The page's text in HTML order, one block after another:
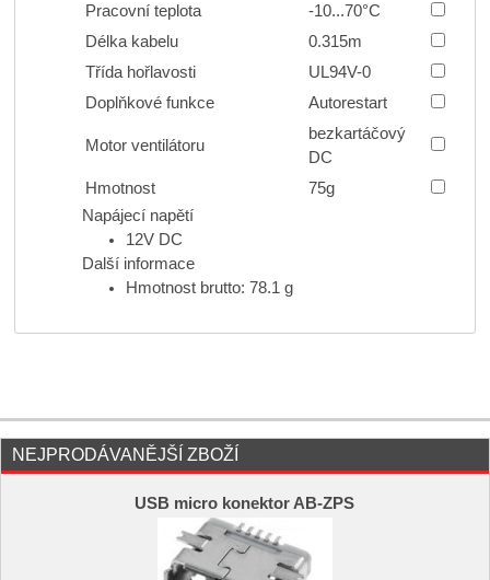
Pracovní teplota
-10...70°C
Délka kabelu
0.315m
Třída hořlavosti
UL94V-0
Doplňkové funkce
Autorestart
Motor ventilátoru
bezkartáčový
DC
Hmotnost
75g
Napájecí napětí
12V DC
Další informace
Hmotnost brutto: 78.1 g
NEJPRODÁVANĚJŠÍ ZBOŽÍ
USB micro konektor AB-ZPS